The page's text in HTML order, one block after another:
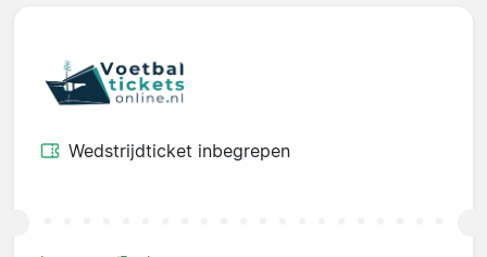
Wedstrijdticket inbegrepen